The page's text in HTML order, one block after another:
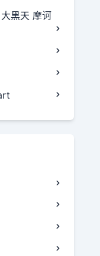
黑天 摩诃